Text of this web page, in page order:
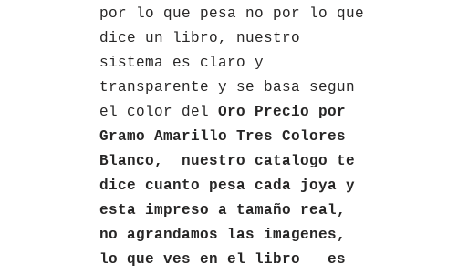
por lo que pesa no por lo que
dice un libro, nuestro
sistema es claro y
transparente y se basa segun
el color del Oro Precio por
Gramo Amarillo Tres Colores
Blanco, nuestro catalogo te
dice cuanto pesa cada joya y
esta impreso a tamaño real,
no agrandamos las imagenes,
lo que ves en el libro es